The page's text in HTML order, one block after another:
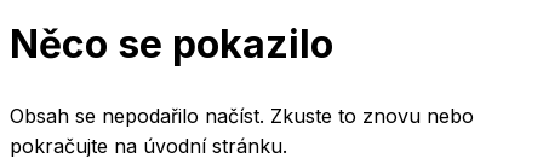
Něco se pokazilo
Obsah se nepodařilo načíst. Zkuste to znovu nebo
pokračujte na úvodní stránku.